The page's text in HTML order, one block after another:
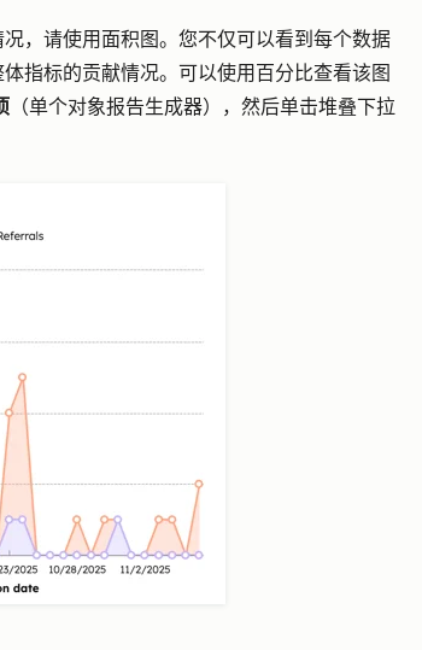
，请使用面积图。您不仅可以看到每个数据
指标的贡献情况。可以使用百分比查看该图
（单个对象报告生成器），然后单击堆叠下拉